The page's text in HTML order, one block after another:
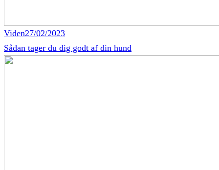
Viden27/02/2023
Sådan tager du dig godt af din hund